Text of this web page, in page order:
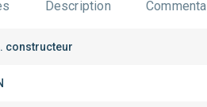
Description
constructeur